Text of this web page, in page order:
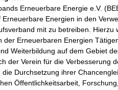
Erneuerbare Energie e.V.
Energien in den
mit zu betreiben.
der Erneuerbaren Energien
Weiterbildung auf dem Gebiet
der Verein für die Verbesserung
Durchsetzung ihrer
Öffentlichkeitsarbeit,